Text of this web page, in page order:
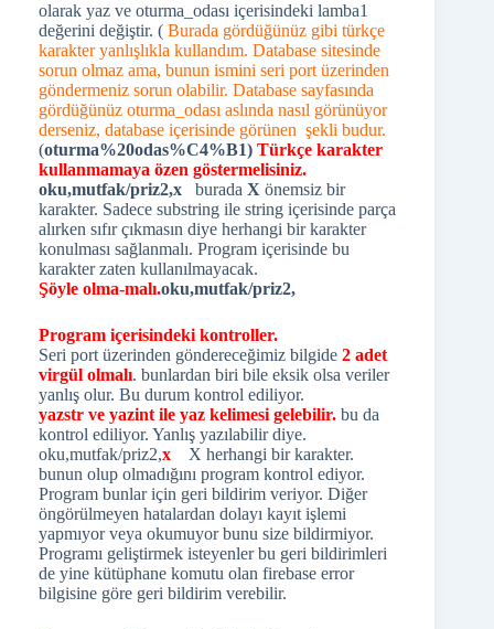
olarak yaz ve oturma_odası içerisindeki lamba1
değerini değiştir. ( Burada gördüğünüz gibi türkçe
karakter yanlışlıkla kullandım. Database sitesinde
sorun olmaz ama, bunun ismini seri port üzerinden
göndermeniz sorun olabilir. Database sayfasında
gördüğünüz oturma_odası aslında nasıl görünüyor
derseniz, database içerisinde görünen şekli budur.
(oturma%20odas%C4%B1) Türkçe karakter
kullanmamaya özen göstermelisiniz.
oku,mutfak/priz2,x
burada X önemsiz bir
karakter. Sadece substring ile string içerisinde parça
alırken sıfır çıkmasın diye herhangi bir karakter
konulması sağlanmalı. Program içerisinde bu
karakter zaten kullanılmayacak.
Şöyle olma-malı.oku,mutfak/priz2,
Program içerisindeki kontroller.
Seri port üzerinden göndereceğimiz bilgide 2 adet
virgül olmalı. bunlardan biri bile eksik olsa veriler
yanlış olur. Bu durum kontrol ediliyor.
yazstr ve yazint ile yaz kelimesi gelebilir. bu da
kontrol ediliyor. Yanlış yazılabilir diye.
oku,mutfak/priz2,x
X herhangi bir karakter.
bunun olup olmadığını program kontrol ediyor.
Program bunlar için geri bildirim veriyor. Diğer
öngörülmeyen hatalardan dolayı kayıt işlemi
yapmıyor veya okumuyor bunu size bildirmiyor.
Programı geliştirmek isteyenler bu geri bildirimleri
de yine kütüphane komutu olan firebase error
bilgisine göre geri bildirim verebilir.